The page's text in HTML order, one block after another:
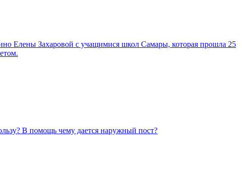
Елены Захаровой с учащимися школ Самары, которая прошла 25
В помощь чему дается наружный пост?